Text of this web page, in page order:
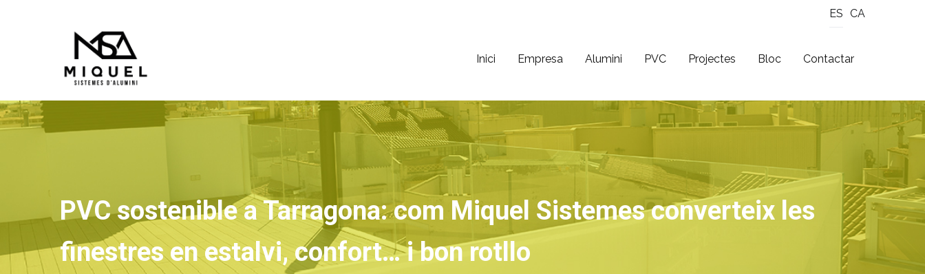
ES CA
Inici Empresa Alumini PVC Projectes Bloc Contactar
PVC sostenible a Tarragona: com Miquel Sistemes converteix les
finestres en estalvi, confort… i bon rotllo